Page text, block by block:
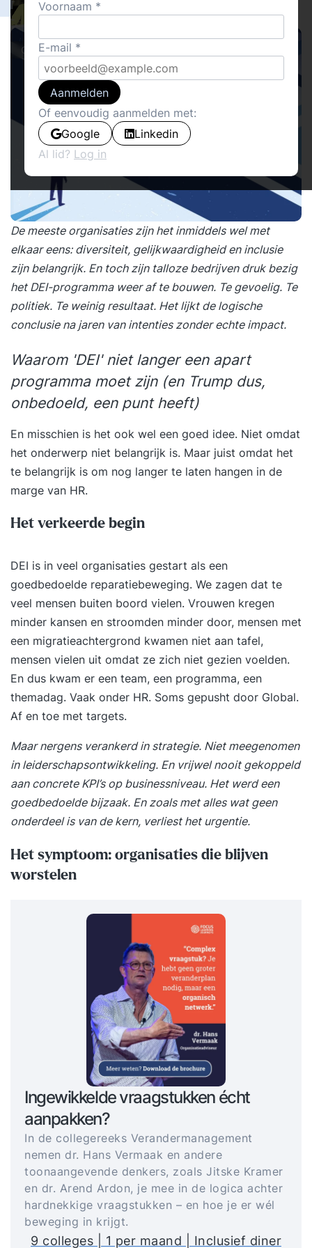
Sanne van Dooren
8
Columns
De meeste organisaties zijn het inmiddels wel met
elkaar eens: diversiteit, gelijkwaardigheid en inclusie
zijn belangrijk. En toch zijn talloze bedrijven druk bezig
het DEI-programma weer af te bouwen. Te gevoelig. Te
politiek. Te weinig resultaat. Het lijkt de logische
conclusie na jaren van intenties zonder echte impact.
Waarom 'DEI' niet langer een apart
programma moet zijn (en Trump dus,
onbedoeld, een punt heeft)
En misschien is het ook wel een goed idee. Niet omdat
het onderwerp niet belangrijk is. Maar juist omdat het
te belangrijk is om nog langer te laten hangen in de
marge van HR.
Het verkeerde begin
DEI is in veel organisaties gestart als een
goedbedoelde reparatiebeweging. We zagen dat te
veel mensen buiten boord vielen. Vrouwen kregen
minder kansen en stroomden minder door, mensen met
een migratieachtergrond kwamen niet aan tafel,
mensen vielen uit omdat ze zich niet gezien voelden.
En dus kwam er een team, een programma, een
themadag. Vaak onder HR. Soms gepusht door Global.
Af en toe met targets.
Maar nergens verankerd in strategie. Niet meegenomen
in leiderschapsontwikkeling. En vrijwel nooit gekoppeld
aan concrete KPI’s op businessniveau. Het werd een
goedbedoelde bijzaak. En zoals met alles wat geen
onderdeel is van de kern, verliest het urgentie.
Het symptoom: organisaties die blijven
worstelen
Ingewikkelde vraagstukken écht
aanpakken?
In de collegereeks Verandermanagement
nemen dr. Hans Vermaak en andere
toonaangevende denkers, zoals Jitske Kramer
en dr. Arend Ardon, je mee in de logica achter
hardnekkige vraagstukken – en hoe je er wél
beweging in krijgt.
9 colleges | 1 per maand | Inclusief diner
Voornaam
E-mail
Aanmelden
Of eenvoudig aanmelden met:
Google
Linkedin
Al lid? Log in